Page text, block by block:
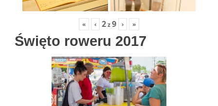
« ‹ 2z9 › »
Święto roweru 2017